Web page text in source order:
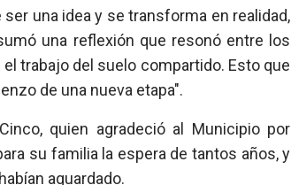
una idea y se transforma en realidad,
una reflexión que resonó entre los
trabajo del suelo compartido. Esto que
de una nueva etapa".
quien agradeció al Municipio por
su familia la espera de tantos años, y
aguardado.